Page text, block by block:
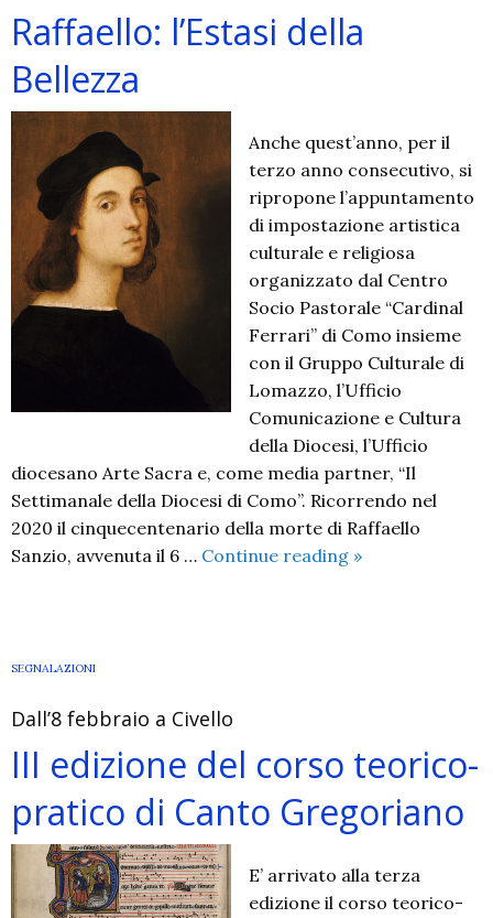
Raffaello: l’Estasi della
Bellezza
Anche quest’anno, per il
terzo anno consecutivo, si
ripropone l’appuntamento
di impostazione artistica
culturale e religiosa
organizzato dal Centro
Socio Pastorale “Cardinal
Ferrari” di Como insieme
con il Gruppo Culturale di
Lomazzo, l’Ufficio
Comunicazione e Cultura
della Diocesi, l’Ufficio
diocesano Arte Sacra e, come media partner, “Il
Settimanale della Diocesi di Como”. Ricorrendo nel
2020 il cinquecentenario della morte di Raffaello
Sanzio, avvenuta il 6 … Continue reading Raffaello:
»
SEGNALAZIONI
Dall’8 febbraio a Civello
III edizione del corso teorico-
pratico di Canto Gregoriano
E’ arrivato alla terza
edizione il corso teorico-